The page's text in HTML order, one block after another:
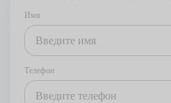
Имя
Телефон